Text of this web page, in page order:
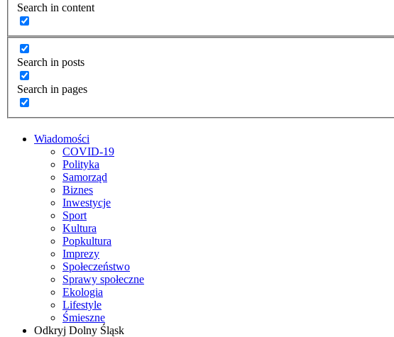
Search in content
Search in posts
Search in pages
Wiadomości
COVID-19
Polityka
Samorząd
Biznes
Inwestycje
Sport
Kultura
Popkultura
Imprezy
Społeczeństwo
Sprawy społeczne
Ekologia
Lifestyle
Śmieszne
Odkryj Dolny Śląsk